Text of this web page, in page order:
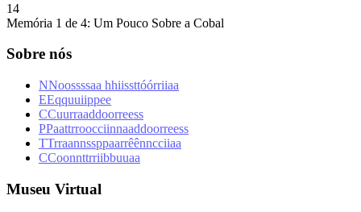
14
Memória 1 de 4: Um Pouco Sobre a Cobal
Sobre nós
NNoossssaa hhiissttóórriiaa
EEqquuiippee
CCuurraaddoorreess
PPaattrroocciinnaaddoorreess
TTrraannssppaarrêênncciiaa
CCoonnttrriibbuuaa
Museu Virtual